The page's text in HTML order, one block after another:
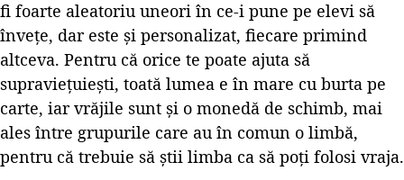
fi foarte aleatoriu uneori în ce-i pune pe elevi să
învețe, dar este și personalizat, fiecare primind
altceva. Pentru că orice te poate ajuta să
supraviețuiești, toată lumea e în mare cu burta pe
carte, iar vrăjile sunt și o monedă de schimb, mai
ales între grupurile care au în comun o limbă,
pentru că trebuie să știi limba ca să poți folosi vraja.